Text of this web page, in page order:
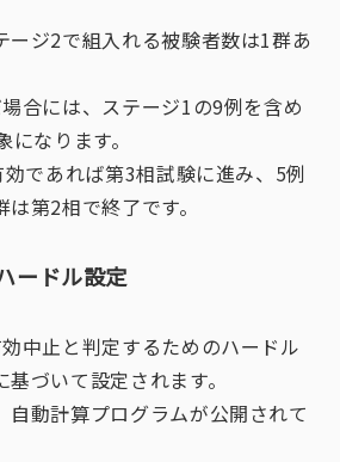
ージ2で組入れる被験者数は1群あ
合には、ステージ1の9例を含め
なります。
であれば第3相試験に進み、5例
第2相で終了です。
ードル設定
中止と判定するためのハードル
づいて設定されます。
自動計算プログラムが公開されて